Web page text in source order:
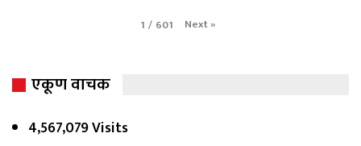
1 / 601 Next»
एकूण वाचक
4,567,079 Visits